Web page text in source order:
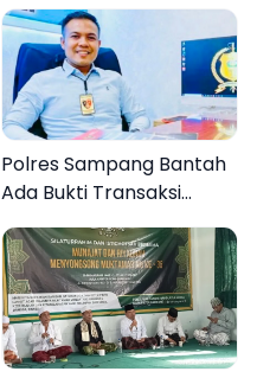
Polres Sampang Bantah
Ada Bukti Transaksi
dalam Kasus Rudapaksa
Anak 27 Tersangka